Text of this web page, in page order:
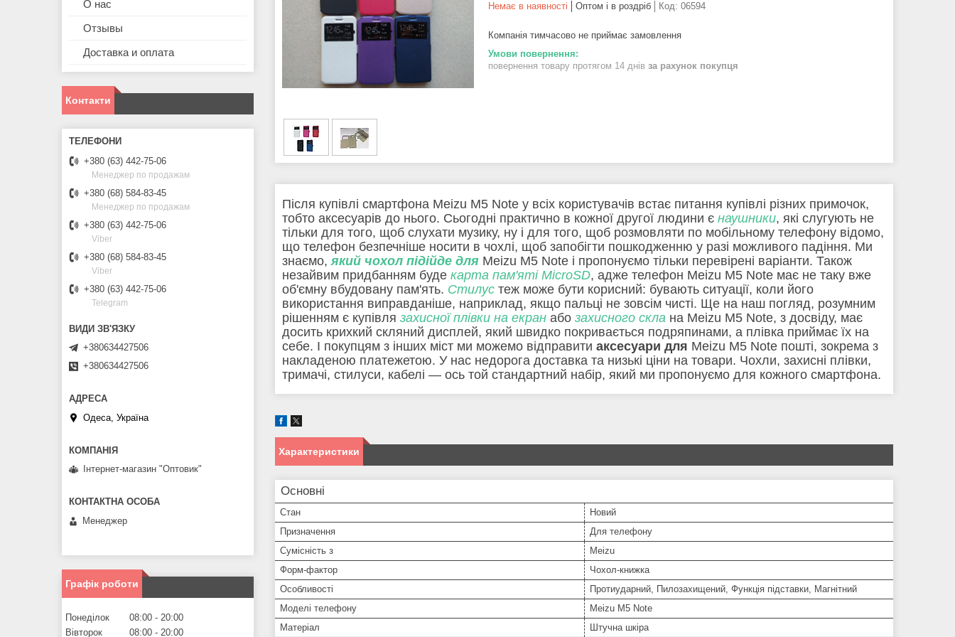
Немає в наявності Оптом і в роздріб Код: 06594
Компанія тимчасово не приймає замовлення
повернення товару протягом 14 днів за рахунок покупця
Після купівлі смартфона Meizu M5 Note у всіх користувачів встає питання купівлі різних примочок,
тобто аксесуарів до нього. Сьогодні практично в кожної другої людини є наушники, які слугують не
тільки для того, щоб слухати музику, ну і для того, щоб розмовляти по мобільному телефону відомо,
що телефон безпечніше носити в чохлі, щоб запобігти пошкодженню у разі можливого падіння. Ми
знаємо, який чохол підійде для Meizu M5 Note і пропонуємо тільки перевірені варіанти. Також
незайвим придбанням буде карта пам'яті MicroSD, адже телефон Meizu M5 Note має не таку вже
об'ємну вбудовану пам'ять. Стилус теж може бути корисний: бувають ситуації, коли його
використання виправданіше, наприклад, якщо пальці не зовсім чисті. Ще на наш погляд, розумним
рішенням є купівля захисної плівки на екран або захисного скла на Meizu M5 Note, з досвіду, має
досить крихкий скляний дисплей, який швидко покривається подряпинами, а плівка приймає їх на
себе. І покупцям з інших міст ми можемо відправити аксесуари для Meizu M5 Note пошті, зокрема з
накладеною платежетою. У нас недорога доставка та низькі ціни на товари. Чохли, захисні плівки,
тримачі, стилуси, кабелі — ось той стандартний набір, який ми пропонуємо для кожного смартфона.
Характеристики
Основні
Стан
Новий
Призначення
Для телефону
Сумісність з
Meizu
Форм-фактор
Чохол-книжка
Особливості
Протиударний, Пилозахищений, Функція підставки, Магнітний
Моделі телефону
Meizu M5 Note
Матеріал
Штучна шкіра
О нас
Отзывы
Доставка и оплата
Контакти
+380 (63) 442-75-06
Менеджер по продажам
+380 (68) 584-83-45
Менеджер по продажам
+380 (63) 442-75-06
Viber
+380 (68) 584-83-45
Viber
+380 (63) 442-75-06
Telegram
+380634427506
+380634427506
Одеса, Україна
Інтернет-магазин "Оптовик"
Менеджер
Графік роботи
Понеділок 08:00
20:00
Вівторок
08:00
20:00